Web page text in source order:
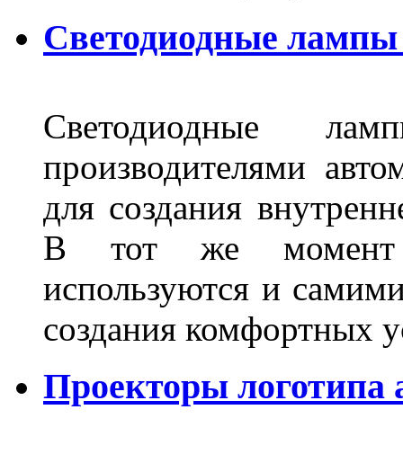
Светодиодные
Светодиодные
производителями
для создания
В тот же момент
используются и
создания комфортных
Проекторы логотипа